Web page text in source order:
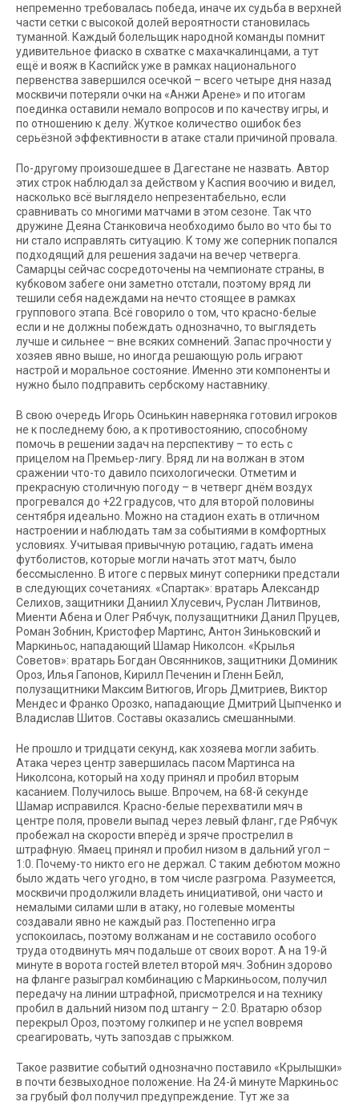
непременно требовалась победа, иначе их судьба в верхней
части сетки с высокой долей вероятности становилась
туманной. Каждый болельщик народной команды помнит
удивительное фиаско в схватке с махачкалинцами, а тут
ещё и вояж в Каспийск уже в рамках национального
первенства завершился осечкой – всего четыре дня назад
москвичи потеряли очки на «Анжи Арене» и по итогам
поединка оставили немало вопросов и по качеству игры, и
по отношению к делу. Жуткое количество ошибок без
серьёзной эффективности в атаке стали причиной провала.
По-другому произошедшее в Дагестане не назвать. Автор
этих строк наблюдал за действом у Каспия воочию и видел,
насколько всё выглядело непрезентабельно, если
сравнивать со многими матчами в этом сезоне. Так что
дружине Деяна Станковича необходимо было во что бы то
ни стало исправлять ситуацию. К тому же соперник попался
подходящий для решения задачи на вечер четверга.
Самарцы сейчас сосредоточены на чемпионате страны, в
кубковом забеге они заметно отстали, поэтому вряд ли
тешили себя надеждами на нечто стоящее в рамках
группового этапа. Всё говорило о том, что красно-белые
если и не должны побеждать однозначно, то выглядеть
лучше и сильнее – вне всяких сомнений. Запас прочности у
хозяев явно выше, но иногда решающую роль играют
настрой и моральное состояние. Именно эти компоненты и
нужно было подправить сербскому наставнику.
В свою очередь Игорь Осинькин наверняка готовил игроков
не к последнему бою, а к противостоянию, способному
помочь в решении задач на перспективу – то есть с
прицелом на Премьер-лигу. Вряд ли на волжан в этом
сражении что-то давило психологически. Отметим и
прекрасную столичную погоду – в четверг днём воздух
прогревался до +22 градусов, что для второй половины
сентября идеально. Можно на стадион ехать в отличном
настроении и наблюдать там за событиями в комфортных
условиях. Учитывая привычную ротацию, гадать имена
футболистов, которые могли начать этот матч, было
бессмысленно. В итоге с первых минут соперники предстали
в следующих сочетаниях. «Спартак»: вратарь Александр
Селихов, защитники Даниил Хлусевич, Руслан Литвинов,
Миенти Абена и Олег Рябчук, полузащитники Данил Пруцев,
Роман Зобнин, Кристофер Мартинс, Антон Зиньковский и
Маркиньос, нападающий Шамар Николсон. «Крылья
Советов»: вратарь Богдан Овсянников, защитники Доминик
Ороз, Илья Гапонов, Кирилл Печенин и Гленн Бейл,
полузащитники Максим Витюгов, Игорь Дмитриев, Виктор
Мендес и Франко Орозко, нападающие Дмитрий Цыпченко и
Владислав Шитов. Составы оказались смешанными.
Не прошло и тридцати секунд, как хозяева могли забить.
Атака через центр завершилась пасом Мартинса на
Николсона, который на ходу принял и пробил вторым
касанием. Получилось выше. Впрочем, на 68-й секунде
Шамар исправился. Красно-белые перехватили мяч в
центре поля, провели выпад через левый фланг, где Рябчук
пробежал на скорости вперёд и зряче прострелил в
штрафную. Ямаец принял и пробил низом в дальний угол –
1:0. Почему-то никто его не держал. С таким дебютом можно
было ждать чего угодно, в том числе разгрома. Разумеется,
москвичи продолжили владеть инициативой, они часто и
немалыми силами шли в атаку, но голевые моменты
создавали явно не каждый раз. Постепенно игра
успокоилась, поэтому волжанам и не составило особого
труда отодвинуть мяч подальше от своих ворот. А на 19-й
минуте в ворота гостей влетел второй мяч. Зобнин здорово
на фланге разыграл комбинацию с Маркиньосом, получил
передачу на линии штрафной, присмотрелся и на технику
пробил в дальний низом под штангу – 2:0. Вратарю обзор
перекрыл Ороз, поэтому голкипер и не успел вовремя
среагировать, чуть запоздав с прыжком.
Такое развитие событий однозначно поставило «Крылышки»
в почти безвыходное положение. На 24-й минуте Маркиньос
за грубый фол получил предупреждение. Тут же за